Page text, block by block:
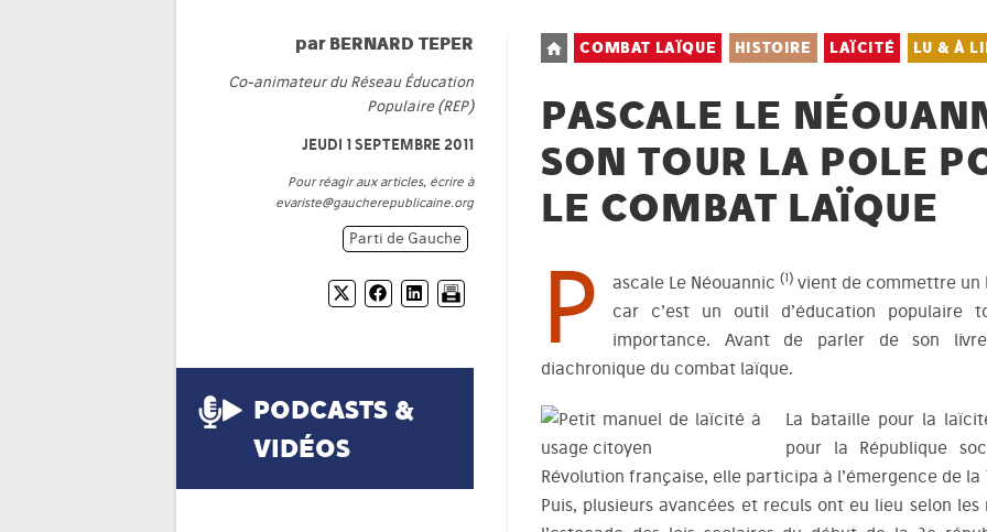
Post
category:
COMBAT LAÏQUE HISTOIRE LAÏCITÉ LU & À
PASCALE LE
SON TOUR LA POLE
LE COMBAT LAÏQUE
P ascale Le Néouannic (1)vient de commettre un
car c’est un outil d’éducation populaire
importance. Avant de parler de son
diachronique du combat laïque.
La bataille pour la
pour la République
Révolution française, elle participa à l’émergence de la
Puis, plusieurs avancées et reculs ont eu lieu selon
par BERNARD TEPER
Co-animateur du Réseau Éducation
Populaire (REP)
JEUDI 1 SEPTEMBRE 2011
Pour réagir aux articles, écrire à
evariste@gaucherepublicaine.org
Parti de Gauche
PODCASTS &
VIDÉOS